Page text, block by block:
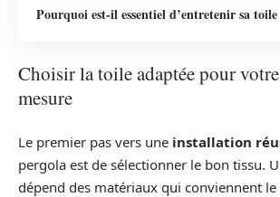
Pourquoi est-il essentiel d’entretenir sa
Choisir la toile adaptée pour
mesure
Le premier pas vers une installation
pergola est de sélectionner le bon tissu.
dépend des matériaux qui conviennent